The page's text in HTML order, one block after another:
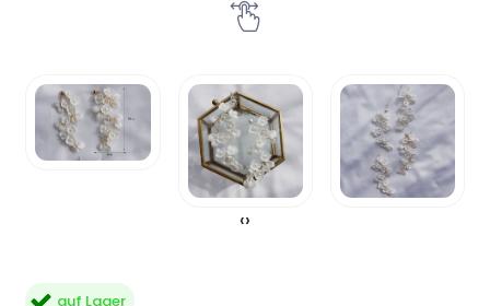
‹›
auf Lager